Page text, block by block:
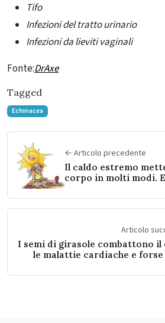
Tifo
Infezioni del tratto urinario
Infezioni da lieviti vaginali
Fonte:DrAxe
Tagged
Echinacea
← Articolo precedente
Il caldo estremo
corpo in molti modi.
Articolo
I semi di girasole combattono il
le malattie cardiache e forse